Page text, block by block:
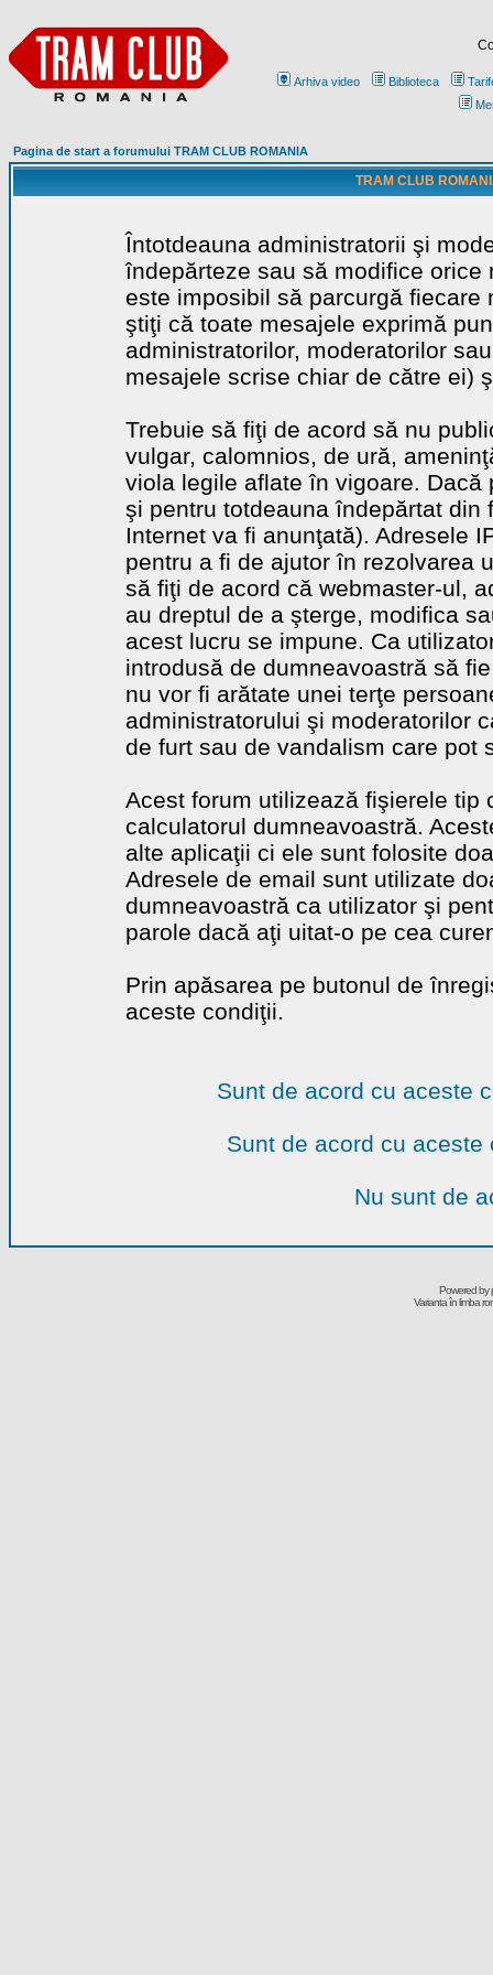
Arhiva video Biblioteca
Pagina de start a forumului TRAM CLUB ROMANIA
TRAM CLUB
Întotdeauna administratorii şi
îndepărteze sau să modifice
este imposibil să parcurgă
ştiţi că toate mesajele exprimă
administratorilor, moderatorilor
mesajele scrise chiar de către ei)
Trebuie să fiţi de acord să nu
vulgar, calomnios, de ură,
viola legile aflate în vigoare.
şi pentru totdeauna îndepărtat
Internet va fi anunţată). Adresele
pentru a fi de ajutor în rezolvarea
să fiţi de acord că webmaster-ul,
au dreptul de a şterge, modifica
acest lucru se impune. Ca
introdusă de dumneavoastră să
nu vor fi arătate unei terţe
administratorului şi moderatorilor
de furt sau de vandalism care pot
Acest forum utilizează fişierele tip
calculatorul dumneavoastră.
alte aplicaţii ci ele sunt folosite
Adresele de email sunt utilizate
dumneavoastră ca utilizator şi
parole dacă aţi uitat-o pe cea
Prin apăsarea pe butonul de
aceste condiţii.
Sunt de acord cu aceste
Sunt de acord cu
Nu sunt de
Powered by
Varianta în limba